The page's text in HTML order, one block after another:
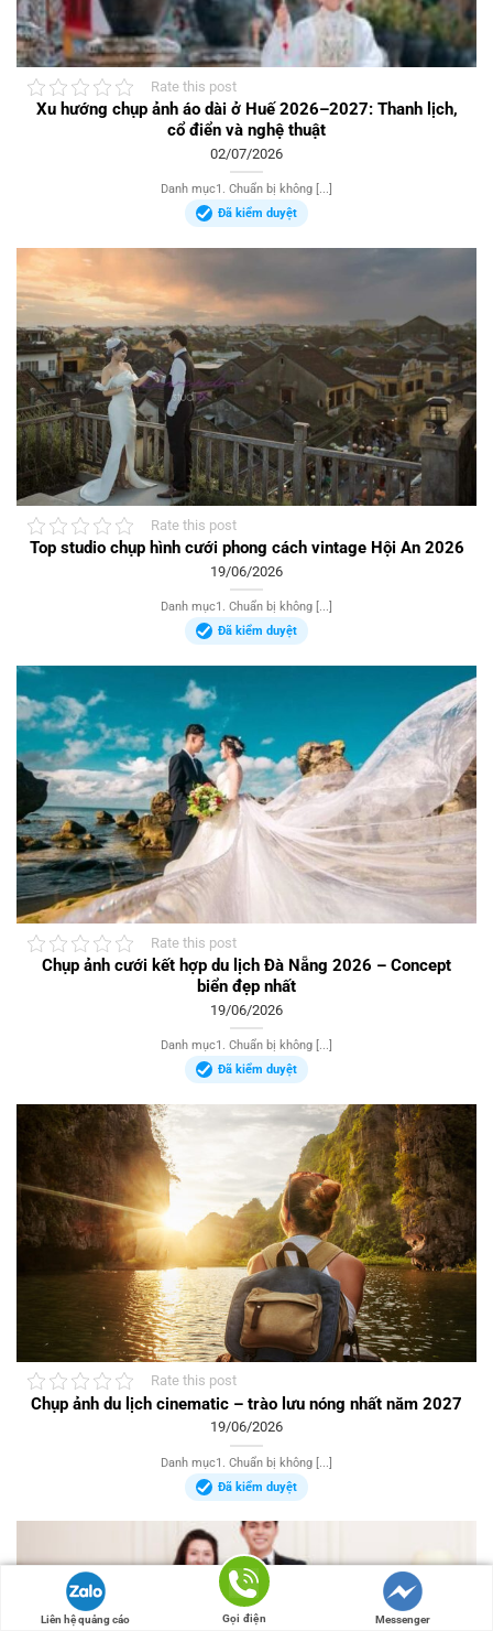
Rate this post
Xu hướng chụp ảnh áo dài ở Huế 2026–2027: Thanh lịch,
cổ điển và nghệ thuật
02/07/2026
Danh mục1. Chuẩn bị không [...]
Đã kiểm duyệt
Rate this post
Top studio chụp hình cưới phong cách vintage Hội An 2026
19/06/2026
Danh mục1. Chuẩn bị không [...]
Đã kiểm duyệt
Rate this post
Chụp ảnh cưới kết hợp du lịch Đà Nẵng 2026 – Concept
biển đẹp nhất
19/06/2026
Danh mục1. Chuẩn bị không [...]
Đã kiểm duyệt
Rate this post
Chụp ảnh du lịch cinematic – trào lưu nóng nhất năm 2027
19/06/2026
Danh mục1. Chuẩn bị không [...]
Đã kiểm duyệt
Liên hệ quảng cáo Gọi điện Messenger